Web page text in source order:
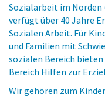
Sozialarbeit im Norden
verfügt über 40 Jahre
Sozialen Arbeit. Für
und Familien mit
sozialen Bereich
Bereich Hilfen zur
Wir gehören zum